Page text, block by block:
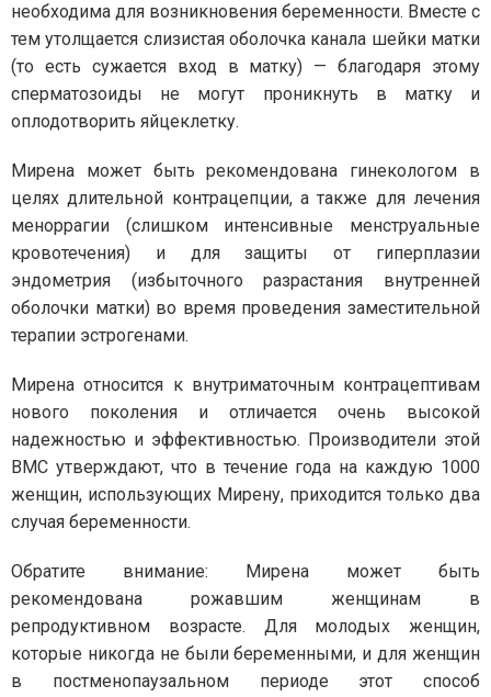
необходима для возникновения беременности. Вместе с
тем утолщается слизистая оболочка канала шейки матки
(то есть сужается вход в матку) — благодаря этому
сперматозоиды не могут проникнуть в матку и
оплодотворить яйцеклетку.
Мирена может быть рекомендована гинекологом в
целях длительной контрацепции, а также для лечения
меноррагии (слишком интенсивные менструальные
кровотечения) и для защиты от гиперплазии
эндометрия (избыточного разрастания внутренней
оболочки матки) во время проведения заместительной
терапии эстрогенами.
Мирена относится к внутриматочным контрацептивам
нового поколения и отличается очень высокой
надежностью и эффективностью. Производители этой
ВМС утверждают, что в течение года на каждую 1000
женщин, использующих Мирену, приходится только два
случая беременности.
Обратите внимание: Мирена может быть
рекомендована рожавшим женщинам в
репродуктивном возрасте. Для молодых женщин,
которые никогда не были беременными, и для женщин
в постменопаузальном периоде этот способ